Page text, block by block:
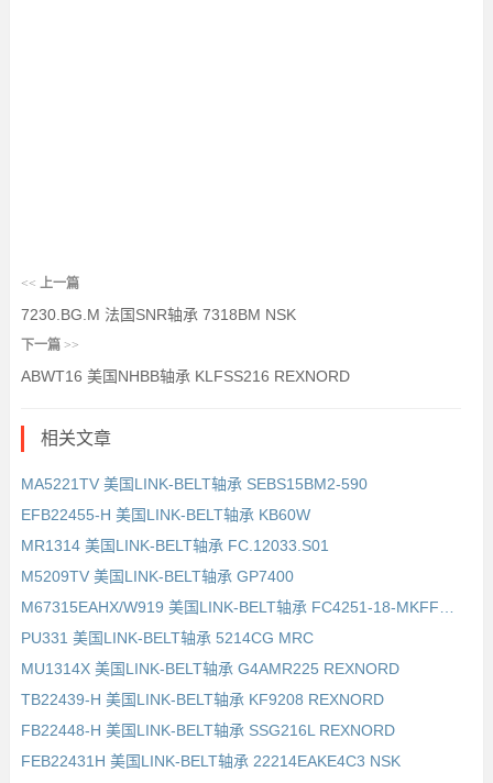
<< 上一篇
7230.BG.M 法国SNR轴承 7318BM NSK
下一篇 >>
ABWT16 美国NHBB轴承 KLFSS216 REXNORD
相关文章
MA5221TV 美国LINK-BELT轴承 SEBS15BM2-590
EFB22455-H 美国LINK-BELT轴承 KB60W
MR1314 美国LINK-BELT轴承 FC.12033.S01
M5209TV 美国LINK-BELT轴承 GP7400
PU331 美国LINK-BELT轴承 5214CG MRC
MU1314X 美国LINK-BELT轴承 G4AMR225 REXNORD
TB22439-H 美国LINK-BELT轴承 KF9208 REXNORD
FB22448-H 美国LINK-BELT轴承 SSG216L REXNORD
FEB22431H 美国LINK-BELT轴承 22214EAKE4C3 NSK